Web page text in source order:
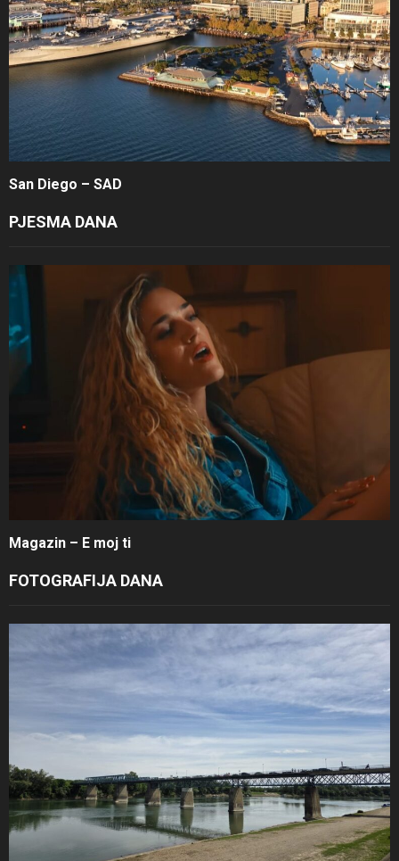
San Diego – SAD
PJESMA DANA
Magazin – E moj ti
FOTOGRAFIJA DANA